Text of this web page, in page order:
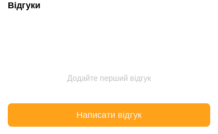
Відгуки
Додайте перший відгук
Написати відгук